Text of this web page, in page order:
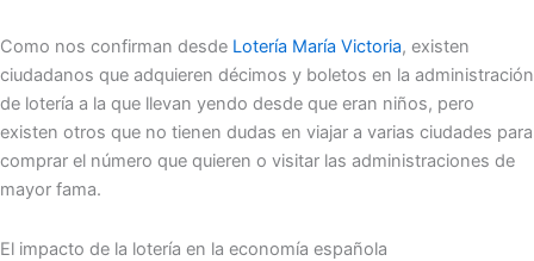
Como nos confirman desde Lotería María Victoria, existen
ciudadanos que adquieren décimos y boletos en la administración
de lotería a la que llevan yendo desde que eran niños, pero
existen otros que no tienen dudas en viajar a varias ciudades para
comprar el número que quieren o visitar las administraciones de
mayor fama.
El impacto de la lotería en la economía española